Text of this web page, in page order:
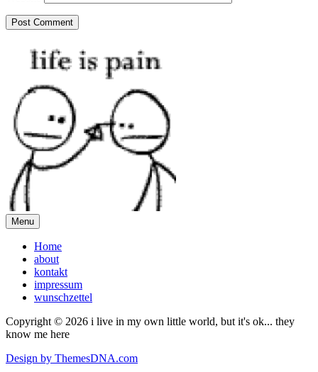
Menu
Home
about
kontakt
impressum
wunschzettel
Copyright © 2026 i live in my own little world, but it's ok... they
know me here
Design by ThemesDNA.com